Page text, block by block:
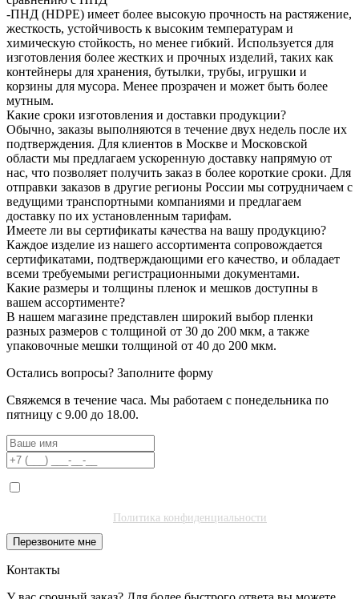
-ПНД (HDPE) имеет более высокую прочность на растяжение,
жесткость, устойчивость к высоким температурам и
химическую стойкость, но менее гибкий. Используется для
изготовления более жестких и прочных изделий, таких как
контейнеры для хранения, бутылки, трубы, игрушки и
корзины для мусора. Менее прозрачен и может быть более
мутным.
Какие сроки изготовления и доставки продукции?
Обычно, заказы выполняются в течение двух недель после их
подтверждения. Для клиентов в Москве и Московской
области мы предлагаем ускоренную доставку напрямую от
нас, что позволяет получить заказ в более короткие сроки. Для
отправки заказов в другие регионы России мы сотрудничаем с
ведущими транспортными компаниями и предлагаем
доставку по их установленным тарифам.
Имеете ли вы сертификаты качества на вашу продукцию?
Каждое изделие из нашего ассортимента сопровождается
сертификатами, подтверждающими его качество, и обладает
всеми требуемыми регистрационными документами.
Какие размеры и толщины пленок и мешков доступны в
вашем ассортименте?
В нашем магазине представлен широкий выбор пленки
разных размеров с толщиной от 30 до 200 мкм, а также
упаковочные мешки толщиной от 40 до 200 мкм.
Остались вопросы? Заполните форму
Свяжемся в течение часа. Мы работаем с понедельника по
пятницу с 9.00 до 18.00.
Политика конфиденциальности
Перезвоните мне
Контакты